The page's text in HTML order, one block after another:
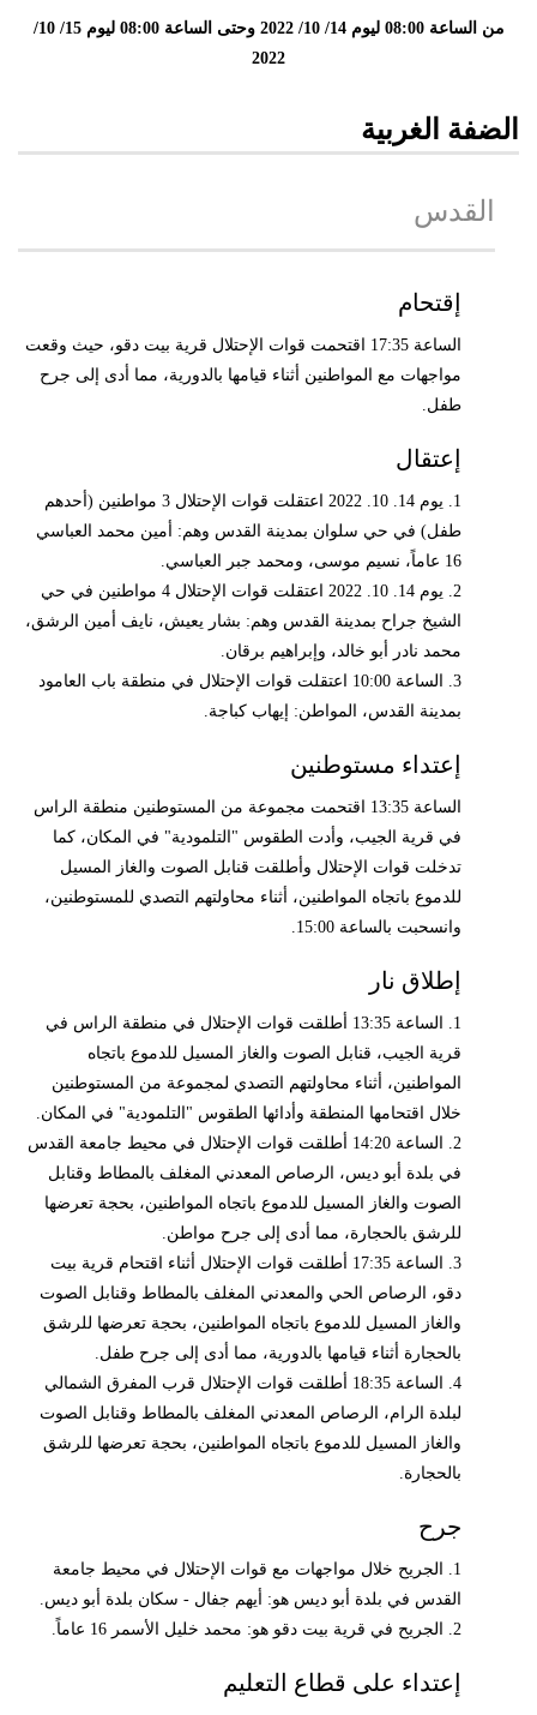
من الساعة 08:00 ليوم 14/ 10/ 2022 وحتى الساعة 08:00 ليوم 15/ 10/
2022
الضفة الغربية
القدس
إقتحام
الساعة 17:35 اقتحمت قوات الإحتلال قرية بيت دقو، حيث وقعت
مواجهات مع المواطنين أثناء قيامها بالدورية، مما أدى إلى جرح
طفل.
إعتقال
1. يوم 14. 10. 2022 اعتقلت قوات الإحتلال 3 مواطنين (أحدهم
طفل) في حي سلوان بمدينة القدس وهم: أمين محمد العباسي
16 عاماً، نسيم موسى، ومحمد جبر العباسي.
2. يوم 14. 10. 2022 اعتقلت قوات الإحتلال 4 مواطنين في حي
الشيخ جراح بمدينة القدس وهم: بشار يعيش، نايف أمين الرشق،
محمد نادر أبو خالد، وإبراهيم برقان.
3. الساعة 10:00 اعتقلت قوات الإحتلال في منطقة باب العامود
بمدينة القدس، المواطن: إيهاب كباجة.
إعتداء مستوطنين
الساعة 13:35 اقتحمت مجموعة من المستوطنين منطقة الراس
في قرية الجيب، وأدت الطقوس "التلمودية" في المكان، كما
تدخلت قوات الإحتلال وأطلقت قنابل الصوت والغاز المسيل
للدموع باتجاه المواطنين، أثناء محاولتهم التصدي للمستوطنين،
وانسحبت بالساعة 15:00.
إطلاق نار
1. الساعة 13:35 أطلقت قوات الإحتلال في منطقة الراس في
قرية الجيب، قنابل الصوت والغاز المسيل للدموع باتجاه
المواطنين، أثناء محاولتهم التصدي لمجموعة من المستوطنين
خلال اقتحامها المنطقة وأدائها الطقوس "التلمودية" في المكان.
2. الساعة 14:20 أطلقت قوات الإحتلال في محيط جامعة القدس
في بلدة أبو ديس، الرصاص المعدني المغلف بالمطاط وقنابل
الصوت والغاز المسيل للدموع باتجاه المواطنين، بحجة تعرضها
للرشق بالحجارة، مما أدى إلى جرح مواطن.
3. الساعة 17:35 أطلقت قوات الإحتلال أثناء اقتحام قرية بيت
دقو، الرصاص الحي والمعدني المغلف بالمطاط وقنابل الصوت
والغاز المسيل للدموع باتجاه المواطنين، بحجة تعرضها للرشق
بالحجارة أثناء قيامها بالدورية، مما أدى إلى جرح طفل.
4. الساعة 18:35 أطلقت قوات الإحتلال قرب المفرق الشمالي
لبلدة الرام، الرصاص المعدني المغلف بالمطاط وقنابل الصوت
والغاز المسيل للدموع باتجاه المواطنين، بحجة تعرضها للرشق
بالحجارة.
جرح
1. الجريح خلال مواجهات مع قوات الإحتلال في محيط جامعة
القدس في بلدة أبو ديس هو: أيهم جفال - سكان بلدة أبو ديس.
2. الجريح في قرية بيت دقو هو: محمد خليل الأسمر 16 عاماً.
إعتداء على قطاع التعليم